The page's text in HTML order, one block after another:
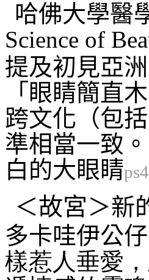
哈佛大學醫
Science of
提及初見亞
「眼睛簡直
跨文化（包
準相當一致
白的大眼睛
＜故宮＞新
多卡哇伊公仔
樣惹人垂愛